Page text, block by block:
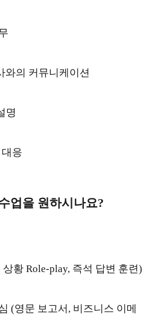
와의 커뮤니케이션
명
대응
업을 원하시나요?
황 Role-play, 즉석 답변 훈련)
(영문 보고서, 비즈니스 이메